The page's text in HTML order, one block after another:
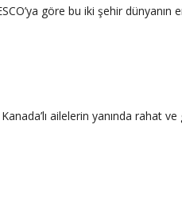
göre bu iki şehir dünyanın
ailelerin yanında rahat